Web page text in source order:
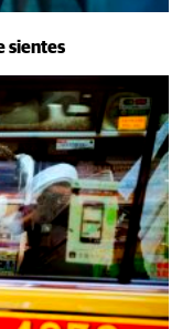
sientes